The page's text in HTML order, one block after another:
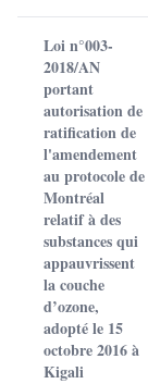
Loi n°003-
2018/AN
portant
autorisation de
ratification de
l'amendement
au protocole de
Montréal
relatif à des
substances qui
appauvrissent
la couche
d’ozone,
adopté le 15
octobre 2016 à
Kigali